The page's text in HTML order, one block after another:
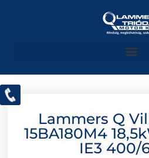
Lammers Q
15BA180M4
IE3 400/